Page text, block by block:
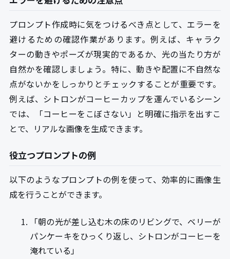
プロンプト作成時に気をつけるべき点として、エラーを
避けるための確認作業があります。例えば、キャラク
ターの動きやポーズが現実的であるか、光の当たり方が
自然かを確認しましょう。特に、動きや配置に不自然な
点がないかをしっかりとチェックすることが重要です。
例えば、シトロンがコーヒーカップを運んでいるシーン
では、「コーヒーをこぼさない」と明確に指示を出すこ
とで、リアルな画像を生成できます。
役立つプロンプトの例
以下のようなプロンプトの例を使って、効率的に画像生
成を行うことができます。
「朝の光が差し込む木の床のリビングで、ベリーが
パンケーキをひっくり返し、シトロンがコーヒーを
淹れている」